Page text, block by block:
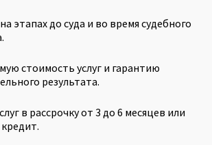
этапах до суда и во время судебного
стоимость услуг и гарантию
результата.
в рассрочку от 3 до 6 месяцев или